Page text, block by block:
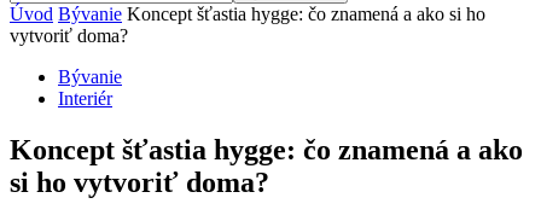
Úvod Bývanie Koncept šťastia hygge: čo znamená a ako si ho
vytvoriť doma?
Bývanie
Interiér
Koncept šťastia hygge: čo znamená a ako
si ho vytvoriť doma?